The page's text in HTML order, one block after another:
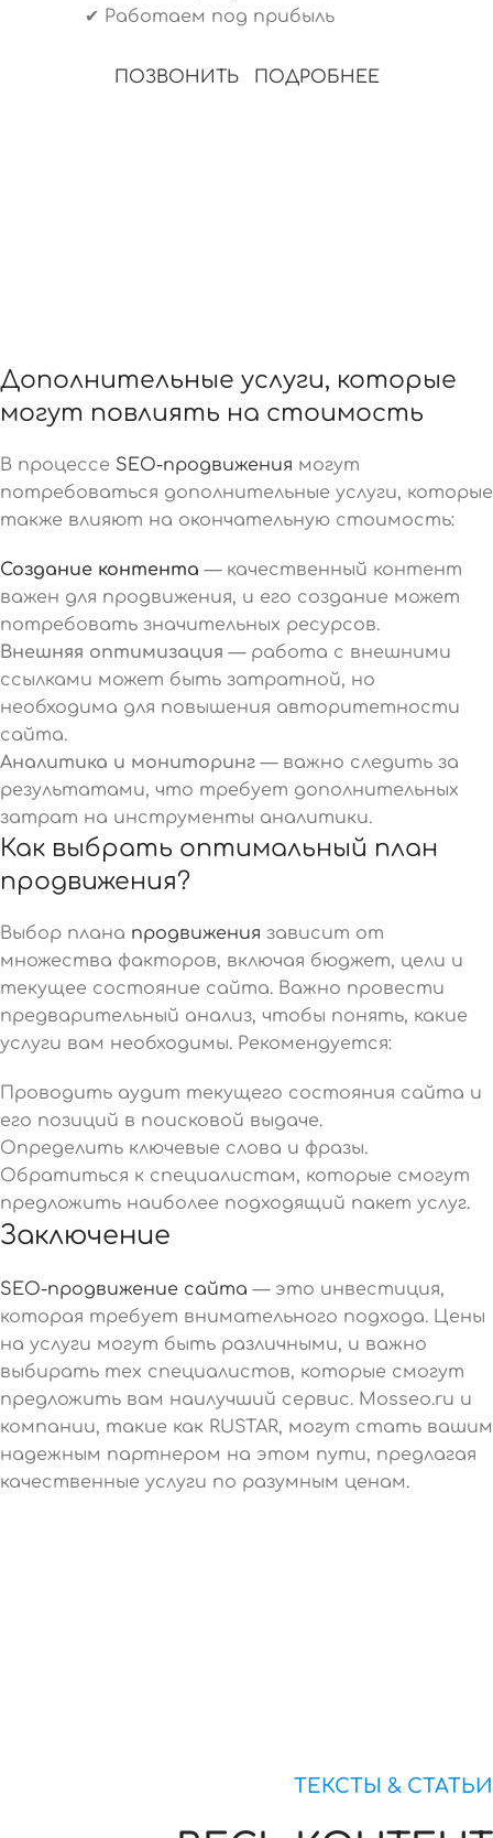
✔ Работаем под прибыль
ПОЗВОНИТЬ ПОДРОБНЕЕ
Дополнительные услуги, которые
могут повлиять на стоимость
В процессе SEO-продвижения могут
потребоваться дополнительные услуги, которые
также влияют на окончательную стоимость:
Создание контента — качественный контент
важен для продвижения, и его создание может
потребовать значительных ресурсов.
Внешняя оптимизация — работа с внешними
ссылками может быть затратной, но
необходима для повышения авторитетности
сайта.
Аналитика и мониторинг — важно следить за
результатами, что требует дополнительных
затрат на инструменты аналитики.
Как выбрать оптимальный план
продвижения?
Выбор плана продвижения зависит от
множества факторов, включая бюджет, цели и
текущее состояние сайта. Важно провести
предварительный анализ, чтобы понять, какие
услуги вам необходимы. Рекомендуется:
Проводить аудит текущего состояния сайта и
его позиций в поисковой выдаче.
Определить ключевые слова и фразы.
Обратиться к специалистам, которые смогут
предложить наиболее подходящий пакет услуг.
Заключение
SEO-продвижение сайта — это инвестиция,
которая требует внимательного подхода. Цены
на услуги могут быть различными, и важно
выбирать тех специалистов, которые смогут
предложить вам наилучший сервис. Mosseo.ru и
компании, такие как RUSTAR, могут стать вашим
надежным партнером на этом пути, предлагая
качественные услуги по разумным ценам.
ТЕКСТЫ & СТАТЬИ